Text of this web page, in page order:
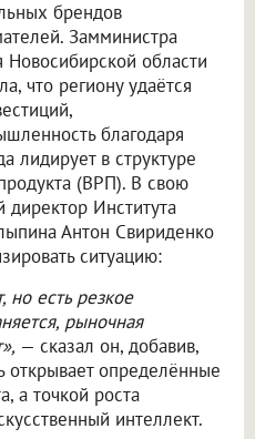
брендов
Замминистра
Новосибирской области
что региону удаётся
благодаря
лидирует в структуре
(ВРП). В свою
Института
Антон Свириденко
ситуацию:
но есть резкое
рыночная
— сказал он, добавив,
открывает определённые
а точкой роста
интеллект.